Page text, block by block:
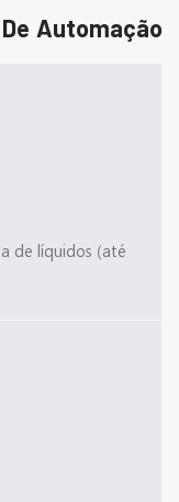
Automação
de líquidos (até